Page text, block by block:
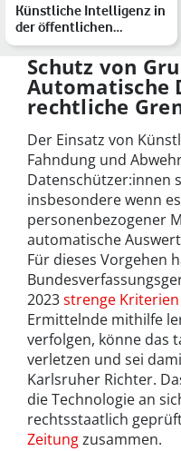
Künstliche Intelligenz in
der öffentlichen
Verwaltung: Wie KI unt…
Schutz von
Automatische
rechtliche
Der Einsatz von
Fahndung und
Datenschützer:innen
insbesondere wenn
personenbezogener
automatische
Für dieses Vorgehen
2023strenge
Ermittelnde mithilfe
verfolgen, könne das
verletzen und sei
Karlsruher Richter.
die Technologie an
rechtsstaatlich
Zeitungzusammen.